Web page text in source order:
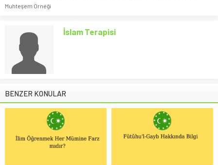
Muhteşem Örneği
İslam Terapisi
BENZER KONULAR